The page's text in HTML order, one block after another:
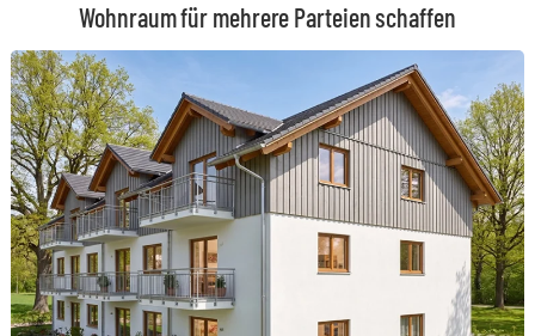
Wohnraum für mehrere Parteien schaffen